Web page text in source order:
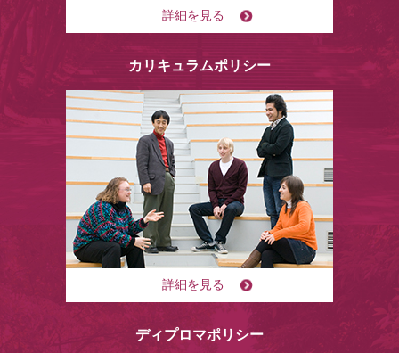
詳細を見る
カリキュラムポリシー
詳細を見る
ディプロマポリシー